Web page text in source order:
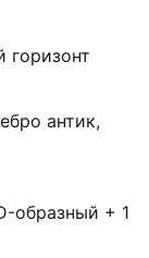
горизонт
антик,
образный + 1